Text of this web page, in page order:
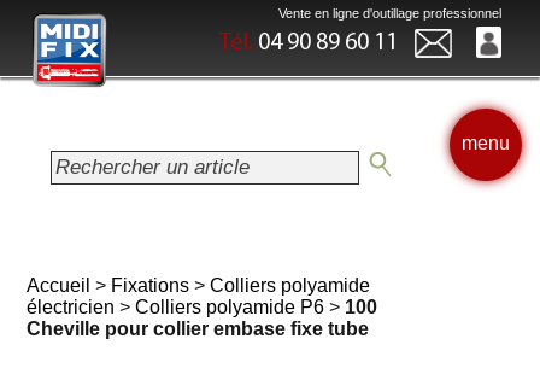
Vente en ligne d'outillage professionnel
Tél. 04 90 89 60 11
menu
Accueil > Fixations >Colliers polyamide
électricien >Colliers polyamide P6 > 100
Cheville pour collier embase fixe tube